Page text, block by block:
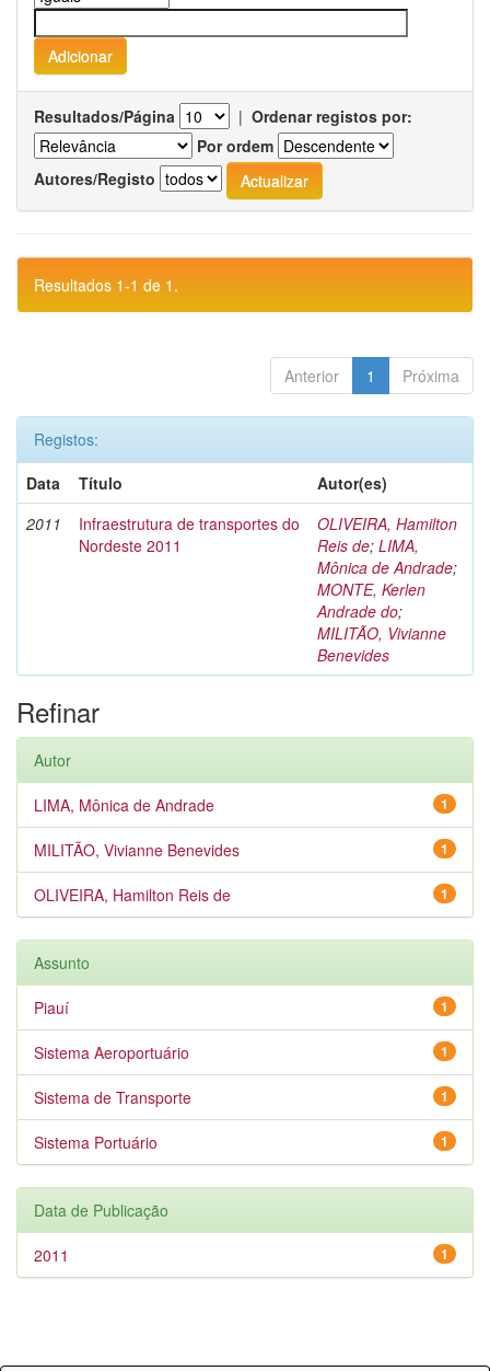
Resultados/Página | Ordenar registos por:
Por ordem
Autores/Registo
Resultados 1-1 de 1.
Anterior 1 Próxima
Registos:
Data
Título
Autor(es)
2011
Infraestrutura de transportes do
Nordeste 2011
OLIVEIRA, Hamilton
Reis de; LIMA,
Mônica de Andrade;
MONTE, Kerlen
Andrade do;
MILITÃO, Vivianne
Benevides
Refinar
Autor
1
LIMA, Mônica de Andrade
1
MILITÃO, Vivianne Benevides
1
OLIVEIRA, Hamilton Reis de
Assunto
1
Piauí
1
Sistema Aeroportuário
1
Sistema de Transporte
1
Sistema Portuário
Data de Publicação
1
2011